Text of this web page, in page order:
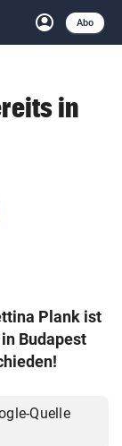
account_circle
Anmelden
Abo
Schließen
in
Plank ist
Budapest
Quelle